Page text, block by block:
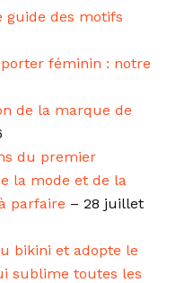
guide des motifs
féminin : notre
de la marque de
du premier
la mode et de la
parfaire – 28 juillet
bikini et adopte le
sublime toutes les